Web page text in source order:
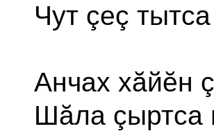
Чут çеç
Анчах хăйĕн
Шăла çыртса